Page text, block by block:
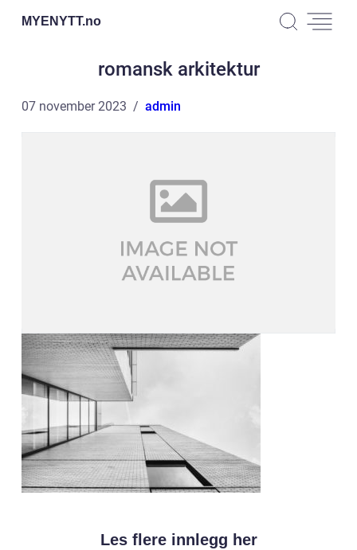
MYENYTT.no
romansk arkitektur
07 november 2023 admin
Les flere innlegg her